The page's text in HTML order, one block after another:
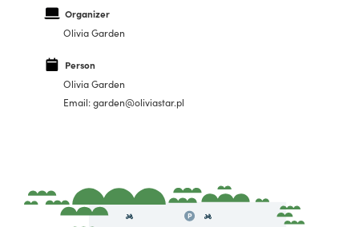
Organizer
Olivia Garden
Person
Olivia Garden
Email: garden@oliviastar.pl